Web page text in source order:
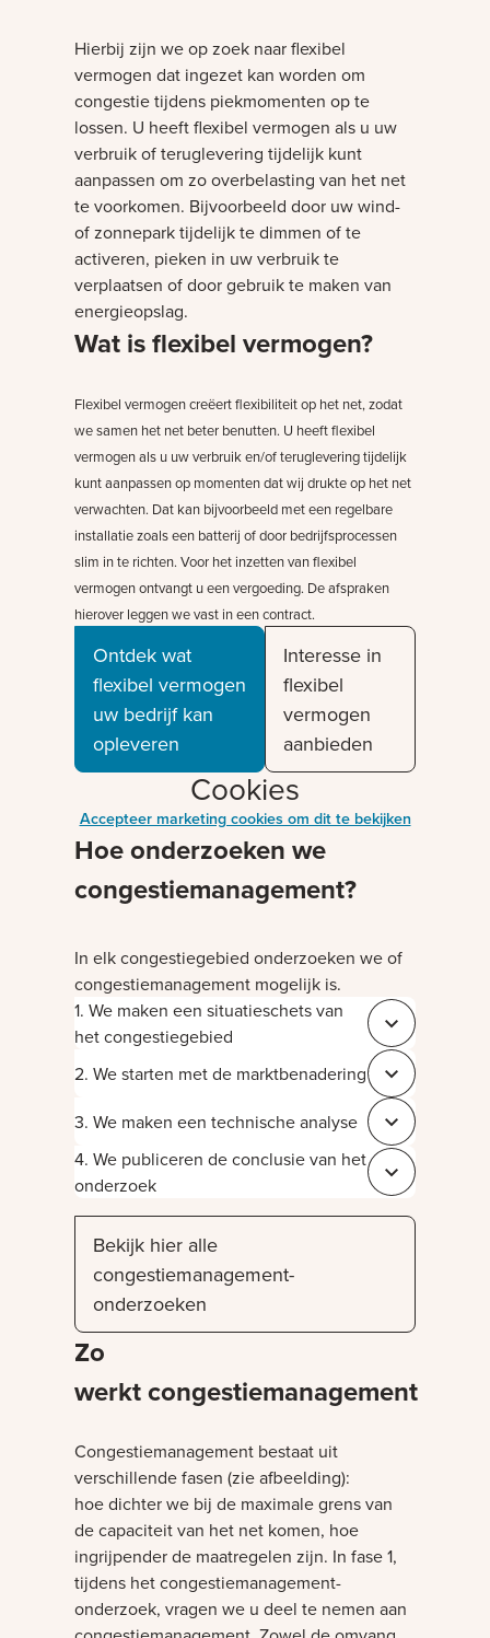
Hierbij zijn we op zoek naar flexibel
vermogen dat ingezet kan worden om
congestie tijdens piekmomenten op te
lossen. U heeft flexibel vermogen als u uw
verbruik of teruglevering tijdelijk kunt
aanpassen om zo overbelasting van het net
te voorkomen. Bijvoorbeeld door uw wind-
of zonnepark tijdelijk te dimmen of te
activeren, pieken in uw verbruik te
verplaatsen of door gebruik te maken van
energieopslag.
Wat is flexibel vermogen?
Flexibel vermogen creëert flexibiliteit op het net, zodat
we samen het net beter benutten. U heeft flexibel
vermogen als u uw verbruik en/of teruglevering tijdelijk
kunt aanpassen op momenten dat wij drukte op het net
verwachten. Dat kan bijvoorbeeld met een regelbare
installatie zoals een batterij of door bedrijfsprocessen
slim in te richten. Voor het inzetten van flexibel
vermogen ontvangt u een vergoeding. De afspraken
hierover leggen we vast in een contract.
Ontdek wat
flexibel vermogen
uw bedrijf kan
opleveren
Interesse in
flexibel
vermogen
aanbieden
Cookies
Accepteer marketing cookies om dit te bekijken
Hoe onderzoeken we
congestiemanagement?
In elk congestiegebied onderzoeken we of
congestiemanagement mogelijk is.
1. We maken een situatieschets van
het congestiegebied
Sluit
2. We starten met de marktbenadering Sluit
3. We maken een technische analyse Sluit
4. We publiceren de conclusie van het
onderzoek
Sluit 85f49c8d-
Bekijk hier alle
congestiemanagement-
onderzoeken
Zo
werkt congestiemanagement
Congestiemanagement bestaat uit
verschillende fasen (zie afbeelding):
hoe dichter we bij de maximale grens van
de capaciteit van het net komen, hoe
ingrijpender de maatregelen zijn. In fase 1,
tijdens het congestiemanagement-
onderzoek, vragen we u deel te nemen aan